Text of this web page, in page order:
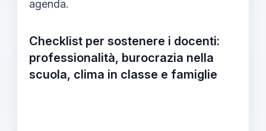
agenda.
Checklist per sostenere i docenti:
professionalità, burocrazia nella
scuola, clima in classe e famiglie